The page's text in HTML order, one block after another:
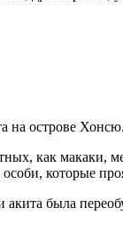
на острове
как макаки,
которые
была